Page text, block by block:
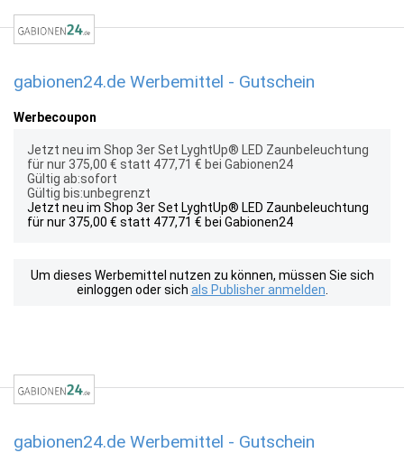
gabionen24.de Werbemittel - Gutschein
Werbecoupon
Jetzt neu im Shop 3er Set LyghtUp® LED Zaunbeleuchtung
für nur 375,00 € statt 477,71 € bei Gabionen24
Gültig ab:sofort
Gültig bis:unbegrenzt
Jetzt neu im Shop 3er Set LyghtUp® LED Zaunbeleuchtung
für nur 375,00 € statt 477,71 € bei Gabionen24
Um dieses Werbemittel nutzen zu können, müssen Sie sich
einloggen oder sich als Publisher anmelden
gabionen24.de Werbemittel - Gutschein